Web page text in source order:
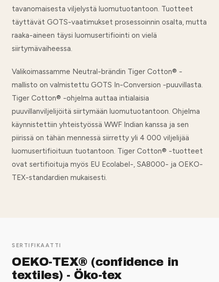
tavanomaisesta viljelystä luomutuotantoon. Tuotteet
täyttävät GOTS-vaatimukset prosessoinnin osalta, mutta
raaka-aineen täysi luomusertifiointi on vielä
siirtymävaiheessa.
Valikoimassamme Neutral-brändin Tiger Cotton® -
mallisto on valmistettu GOTS In-Conversion -puuvillasta.
Tiger Cotton® -ohjelma auttaa intialaisia
puuvillanviljelijöitä siirtymään luomutuotantoon. Ohjelma
käynnistettiin yhteistyössä WWF Indian kanssa ja sen
piirissä on tähän mennessä siirretty yli 4 000 viljelijää
luomusertifioituun tuotantoon. Tiger Cotton® -tuotteet
ovat sertifioituja myös EU Ecolabel-, SA8000- ja OEKO-
TEX-standardien mukaisesti.
SERTIFIKAATTI
OEKO-TEX® (confidence in
textiles) - Öko-tex